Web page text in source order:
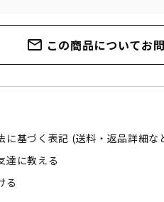
mail_outline この商品についてお
に基づく表記 (送料・返品詳細な
達に教える
る